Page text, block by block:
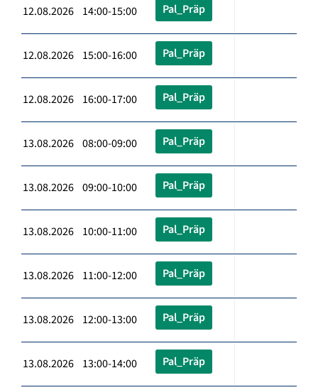
12.08.2026 14:00-15:00 Pal_Präp
12.08.2026 15:00-16:00 Pal_Präp
12.08.2026 16:00-17:00 Pal_Präp
13.08.2026 08:00-09:00 Pal_Präp
13.08.2026 09:00-10:00 Pal_Präp
13.08.2026 10:00-11:00 Pal_Präp
13.08.2026 11:00-12:00 Pal_Präp
13.08.2026 12:00-13:00 Pal_Präp
13.08.2026 13:00-14:00 Pal_Präp